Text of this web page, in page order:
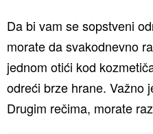
Da bi vam se sopstveni
morate da svakodnevno
jednom otići kod
odreći brze hrane. Važno
Drugim rečima, morate